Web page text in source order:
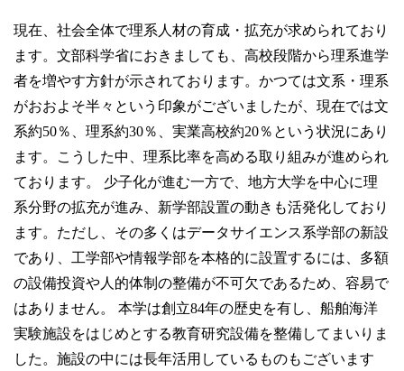
現在、社会全体で理系人材の育成・拡充が求められており
ます。文部科学省におきましても、高校段階から理系進学
者を増やす方針が示されております。かつては文系・理系
がおおよそ半々という印象がございましたが、現在では文
系約50％、理系約30％、実業高校約20％という状況にあり
ます。こうした中、理系比率を高める取り組みが進められ
ております。 少子化が進む一方で、地方大学を中心に理
系分野の拡充が進み、新学部設置の動きも活発化しており
ます。ただし、その多くはデータサイエンス系学部の新設
であり、工学部や情報学部を本格的に設置するには、多額
の設備投資や人的体制の整備が不可欠であるため、容易で
はありません。 本学は創立84年の歴史を有し、船舶海洋
実験施設をはじめとする教育研究設備を整備してまいりま
した。施設の中には長年活用しているものもございます